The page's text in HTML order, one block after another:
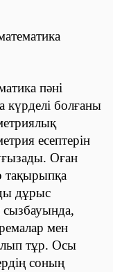
пәні
күрделі болғаны
есептерін
Оған
тақырыпқа
дұрыс
сызбауында,
мен
тұр. Осы
соның